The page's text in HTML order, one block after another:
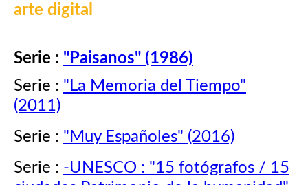
arte digital
Serie : "Paisanos" (1986)
Serie : "La Memoria del Tiempo"
(2011)
Serie : "Muy Españoles" (2016)
Serie : -UNESCO : "15 fotógrafos / 15